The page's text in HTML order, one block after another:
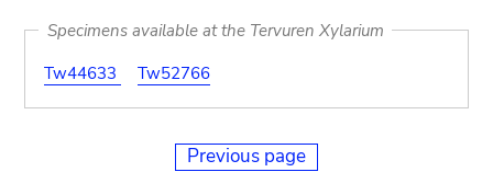
Specimens available at the Tervuren Xylarium
Tw44633
Tw52766
Previous page